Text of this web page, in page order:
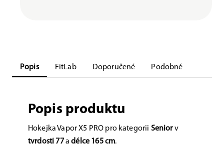
Popis FitLab Doporučené Podobné
Popis produktu
Hokejka Vapor X5 PRO pro kategorii Seniorv
tvrdosti 77adélce 165 cm.